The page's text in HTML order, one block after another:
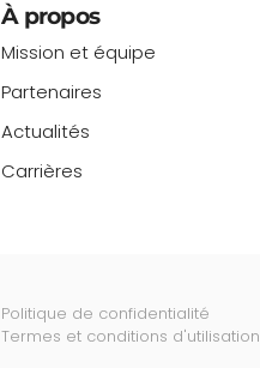
À propos
Mission et équipe
Partenaires
Actualités
Carrières
Politique de confidentialité
Termes et conditions d'utilisation